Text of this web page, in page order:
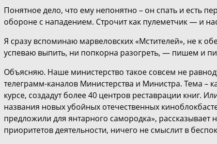
Понятное дело, что ему непонятно – он спать и есть
обороне с нападением. Строчит как пулеметчик — и
Я сразу вспоминаю марвеловских «Мстителей», не к
успеваю выпить, ни попкорна разогреть, — пишем и
Объясняю. Наше министерство такое совсем не
телеграмм-каналов Министерства и Министра. Тема –
курсе, создадут более 40 центров реставрации книг.
названия новых убойных отечественных
предложили для янтарного самородка»,
приоритетов деятельности, ничего не смыслит в